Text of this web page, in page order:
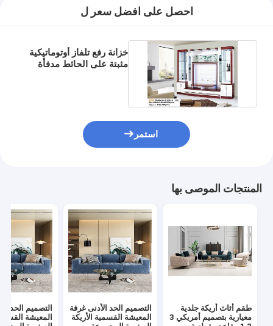
احصل على افضل سعر ل
خزانة رفع تلفاز أوتوماتيكية
مثبتة على الحائط مدفأة
استمر
المنتجات الموصى بها
طقم أثاث أريكة جلدية
معيارية بتصميم أمريكي 3
التصميم الحد الأدنى غرفة
المعيشة القسمية الأريكة
التصميم الحد
المعيشة